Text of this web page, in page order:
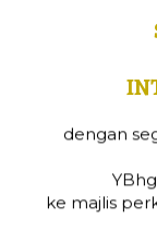
dengan
ke majlis